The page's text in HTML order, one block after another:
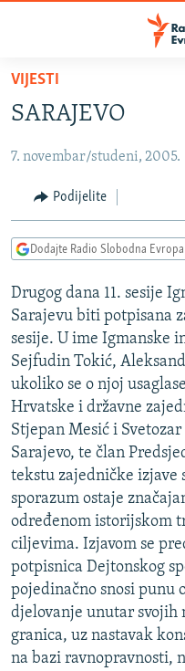
Pređite
glavni
Pređite
Pređite
pretragu
BOSNA I HERCEGOVINA
SRBIJA
KOSOVO
VIZUELNO
VIDEO
FOTOGALERIJE
INFOGRAFIKE
PODCASTI
RAT U UKRAJINI
KINA NA BALKANU
RSE PRIČE IZ SVIJETA
ISPRIČAJ MI
DNEVNO@RSE
SPECIJALI RSE
VIŠE OD NASLOVA
GENOCID U SREBRENICI
POPLAVE I KLIZIŠTA U BIH
TV LIBERTY
POST SCRIPTUM
PRATITE NAS
Sve RFE/RL stranice
VIJESTI
SARAJEVO
7. novembar/studeni, 2005.
Podijelite
Dodajte Radio Slobodna
Drugog dana 11. sesije
Sarajevu biti potpisana
sesije. U ime Igmanske
Sejfudin Tokić,
ukoliko se o njoj
Hrvatske i državne
Stjepan Mesić i
Sarajevo, te član
tekstu zajedničke izjave
sporazum ostaje
određenom istorijskom
ciljevima. Izjavom se
potpisnica Dejtonskog
pojedinačno snosi punu
djelovanje unutar
granica, uz nastavak
na bazi ravnopravnosti,